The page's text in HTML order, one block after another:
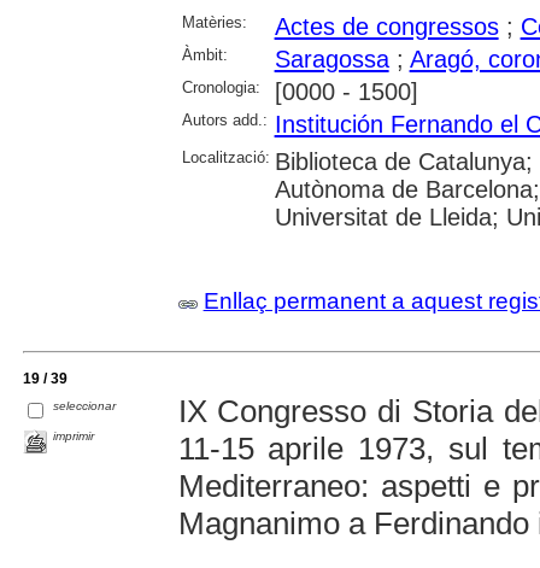
Matèries: Actes de congressos;
Àmbit: Saragossa; Aragó,
Cronologia: [0000 - 1500]
Autors add.: Institución Fernando el
Localització: Biblioteca de
Autònoma de
Universitat de Lleida;
Enllaç permanent a aquest
19 / 39
seleccionar
imprimir
IX Congresso di Storia
11-15 aprile 1973, sul
Mediterraneo: aspetti e
Magnanimo a